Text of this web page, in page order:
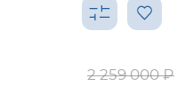
2 259 000 ₽